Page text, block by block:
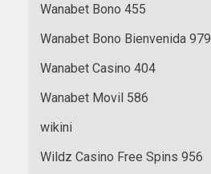
Wanabet Bono 455
Wanabet Bono Bienvenida 979
Wanabet Casino 404
Wanabet Movil 586
wikini
Wildz Casino Free Spins 956